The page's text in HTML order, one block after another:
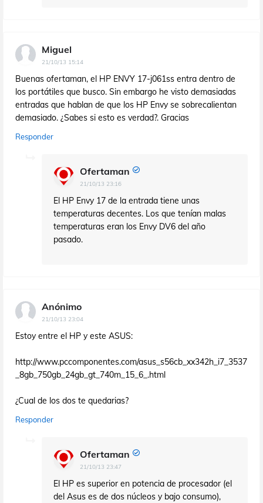
Miguel
21/10/13 15:14
Buenas ofertaman, el HP ENVY 17-j061ss entra dentro de
los portátiles que busco. Sin embargo he visto demasiadas
entradas que hablan de que los HP Envy se sobrecalientan
demasiado. ¿Sabes si esto es verdad?. Gracias
Responder
Ofertaman
21/10/13 23:16
El HP Envy 17 de la entrada tiene unas
temperaturas decentes. Los que tenían malas
temperaturas eran los Envy DV6 del año
pasado.
Anónimo
21/10/13 23:04
Estoy entre el HP y este ASUS:
http://www.pccomponentes.com/asus_s56cb_xx342h_i7_3537
_8gb_750gb_24gb_gt_740m_15_6_.html
¿Cual de los dos te quedarias?
Responder
Ofertaman
21/10/13 23:47
El HP es superior en potencia de procesador (el
del Asus es de dos núcleos y bajo consumo),